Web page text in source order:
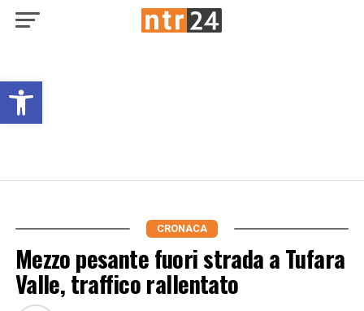
Open toolbar
CRONACA
Mezzo pesante fuori strada a Tufara
Valle, traffico rallentato